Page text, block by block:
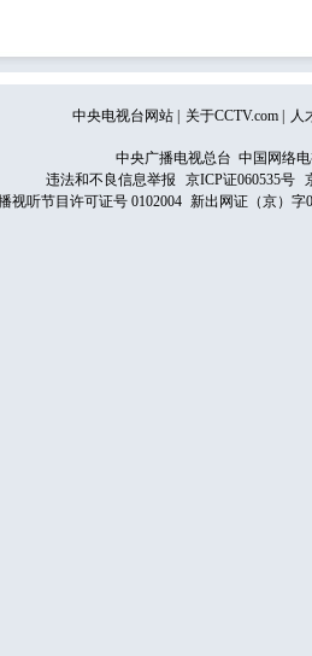
中央电视台网站 关于CCTV.com 人
中央广播电视总台 中国网络
违法和不良信息举报
京ICP证060535号
视听节目许可证号 0102004 新出网证（京）